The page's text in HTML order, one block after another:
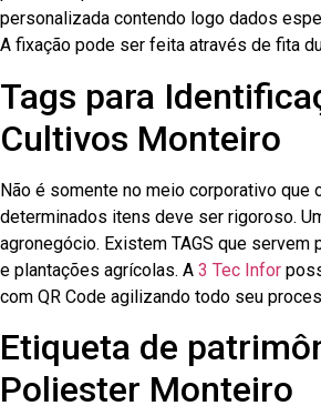
personalizada contendo logo dados
A fixação pode ser feita através de fita
Tags para
Cultivos Monteiro
Não é somente no meio corporativo que
determinados itens deve ser rigoroso.
agronegócio. Existem TAGS que servem
e plantações agrícolas. A 3 Tec Infor
com QR Code agilizando todo seu
Etiqueta de
Poliester Monteiro